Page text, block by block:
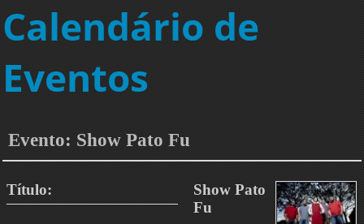
Calendário de
Eventos
Evento: Show Pato Fu
Título:
Show Pato
Fu